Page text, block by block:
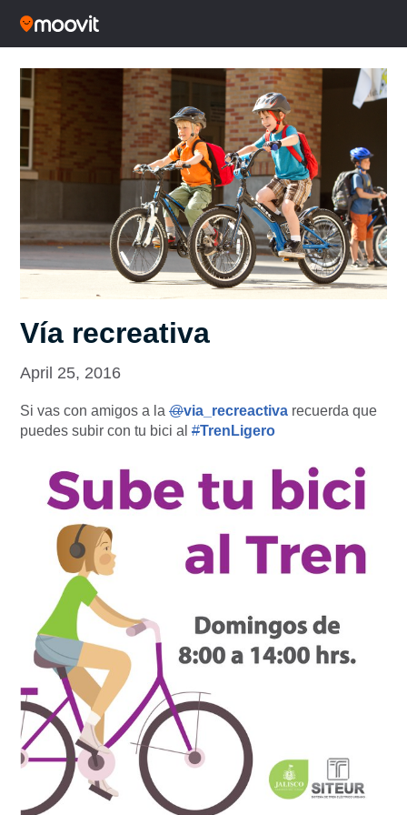
Vía recreativa
April 25, 2016
Si vas con amigos a la @via_recreactiva recuerda que
puedes subir con tu bici al #TrenLigero